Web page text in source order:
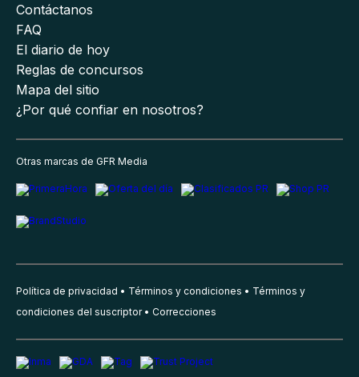
Contáctanos
FAQ
El diario de hoy
Reglas de concursos
Mapa del sitio
¿Por qué confiar en nosotros?
Otras marcas de GFR Media
Política de privacidad Términos y condiciones
Términos y
condiciones del suscriptor
Correcciones